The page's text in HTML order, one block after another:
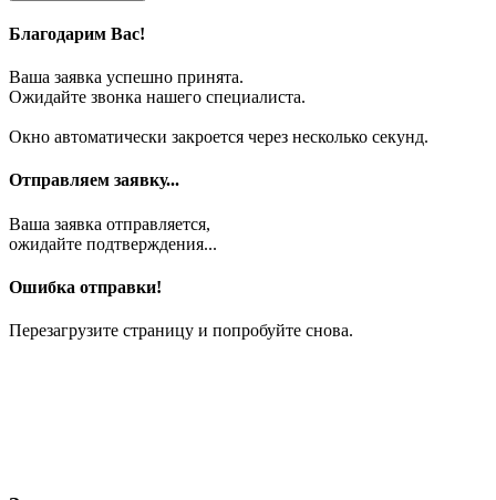
Благодарим Вас!
Ваша заявка успешно принята.
Ожидайте звонка нашего специалиста.
Окно автоматически закроется через несколько секунд.
Отправляем заявку...
Ваша заявка отправляется,
ожидайте подтверждения...
Ошибка отправки!
Перезагрузите страницу и попробуйте снова.